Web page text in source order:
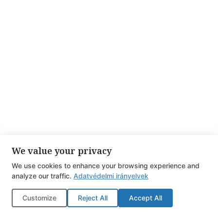
Nagybányai portrék
2022.11.14.
We value your privacy
We use cookies to enhance your browsing experience and
analyze our traffic. Adatvédelmi irányelvek
Customize Reject All Accept All